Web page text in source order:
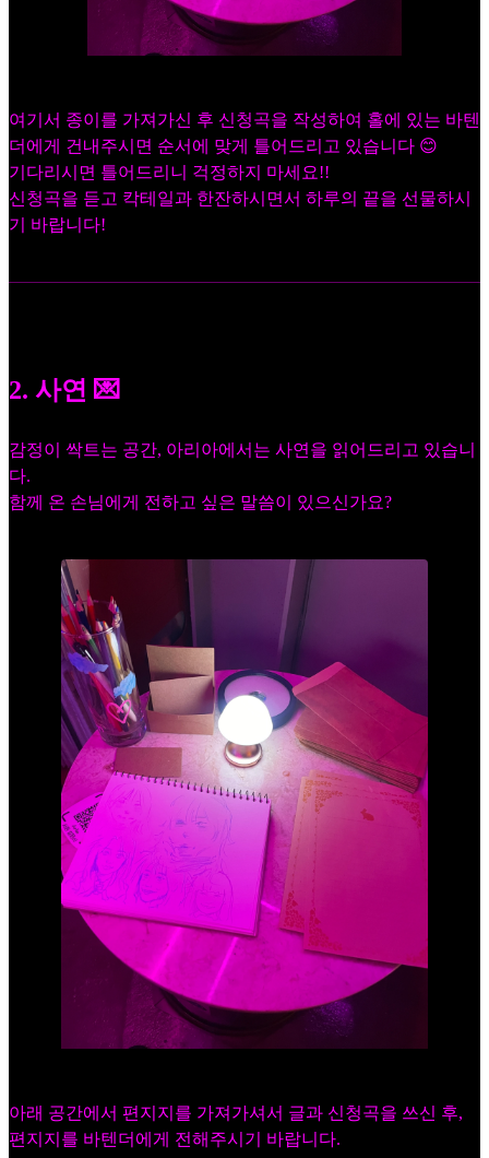
여기서 종이를 가져가신 후 신청곡을 작성하여 홀에 있는 바텐
더에게 건내주시면 순서에 맞게 틀어드리고 있습니다 😊
기다리시면 틀어드리니 걱정하지 마세요!!
신청곡을 듣고 칵테일과 한잔하시면서 하루의 끝을 선물하시
기 바랍니다!
2. 사연 💌
감정이 싹트는 공간, 아리아에서는 사연을 읽어드리고 있습니
다.
함께 온 손님에게 전하고 싶은 말씀이 있으신가요?
아래 공간에서 편지지를 가져가셔서 글과 신청곡을 쓰신 후,
편지지를 바텐더에게 전해주시기 바랍니다.